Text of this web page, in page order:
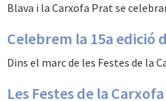
Blava i la Carxofa Prat se
Celebrem la 15a edició
Dins el marc de les Festes de la
Les Festes de la